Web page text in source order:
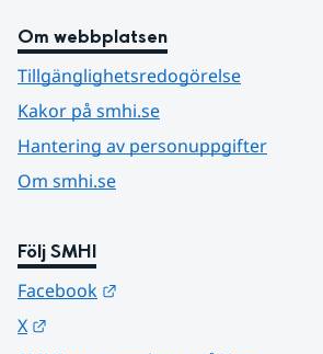
Om webbplatsen
Tillgänglighetsredogörelse
Kakor på smhi.se
Hantering av personuppgifter
Om smhi.se
Följ SMHI
Facebook
X